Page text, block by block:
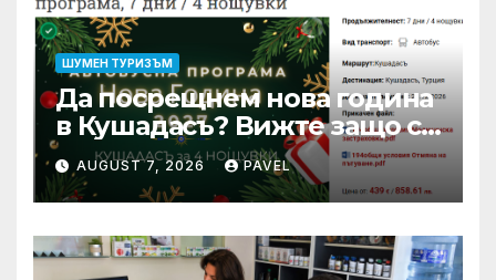
ШУМЕН ТУРИЗЪМ
Да посрещнем нова година
в Кушадасъ? Вижте защо си
заслужава …
AUGUST 7, 2026 PAVEL